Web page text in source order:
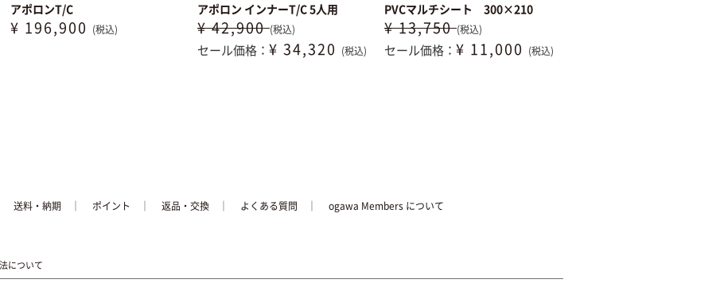
アポロンT/C
¥ 196,900 (税込)
アポロン インナーT/C 5人用
¥ 42,900(税込)
セール価格： ¥ 34,320 (税込)
PVCマルチシート 300×210
¥ 13,750(税込)
セール価格： ¥ 11,000 (税込)
送料・納期 │ ポイント │ 返品・交換 │ よくある質問 ｜ ogawa Members について
について